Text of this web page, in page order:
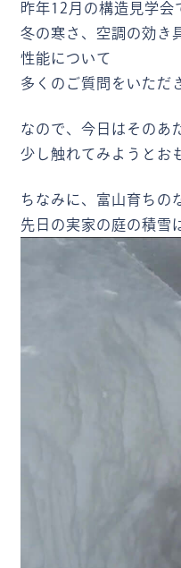
昨年12月の構造見学会
冬の寒さ、空調の効き
性能について
多くのご質問をいただ
なので、今日はそのあ
少し触れてみようとお
ちなみに、富山育ちの
先日の実家の庭の積雪